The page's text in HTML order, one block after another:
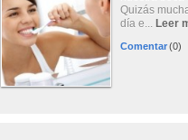
Quizás
día e... Leer
Comentar (0)